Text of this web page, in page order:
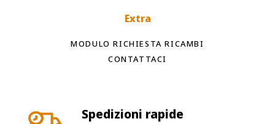
Extra
MODULO RICHIESTA RICAMBI
CONTATTACI
Spedizioni rapide